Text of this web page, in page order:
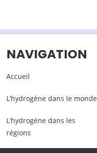
NAVIGATION
Accueil
L’hydrogène dans le monde
L’hydrogène dans les
régions